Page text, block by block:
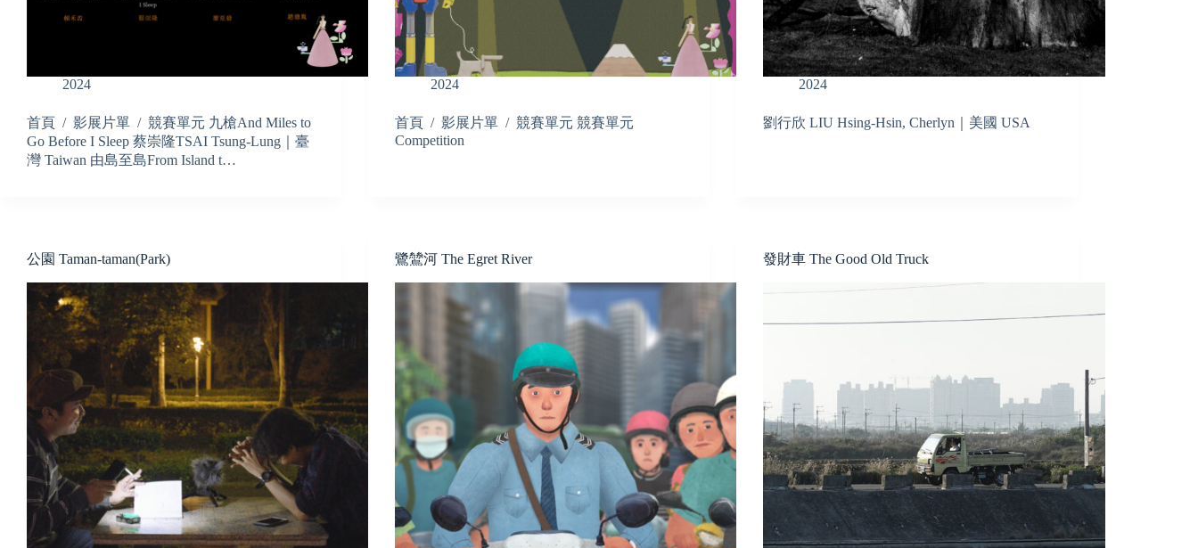
2024
首頁 / 影展片單 / 競賽單元 九槍And Miles to
Go Before I Sleep 蔡崇隆TSAI Tsung-Lung｜臺
灣 Taiwan 由島至島From Island t…
2024
首頁 / 影展片單 / 競賽單元 競賽單元
Competition
2024
劉行欣 LIU Hsing-Hsin, Cherlyn｜美國 USA
公園 Taman-taman(Park) 鷺鷥河 The Egret River 發財車 The Good Old Truck